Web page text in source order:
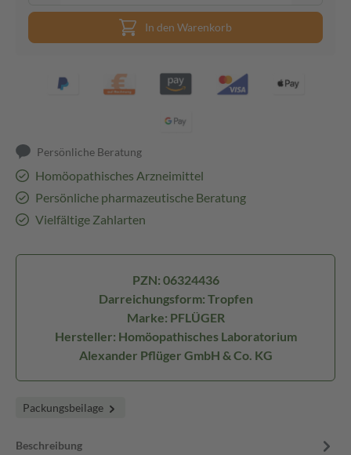
In den Warenkorb
Persönliche Beratung
Homöopathisches Arzneimittel
Persönliche pharmazeutische Beratung
Vielfältige Zahlarten
PZN: 06324436
Darreichungsform: Tropfen
Marke: PFLÜGER
Hersteller: Homöopathisches Laboratorium
Alexander Pflüger GmbH & Co. KG
Packungsbeilage
Beschreibung